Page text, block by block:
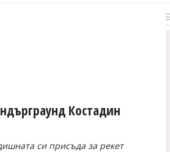
Костадин
си присъда за рекет